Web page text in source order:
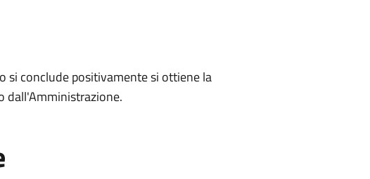
si conclude positivamente si ottiene la
dall'Amministrazione.